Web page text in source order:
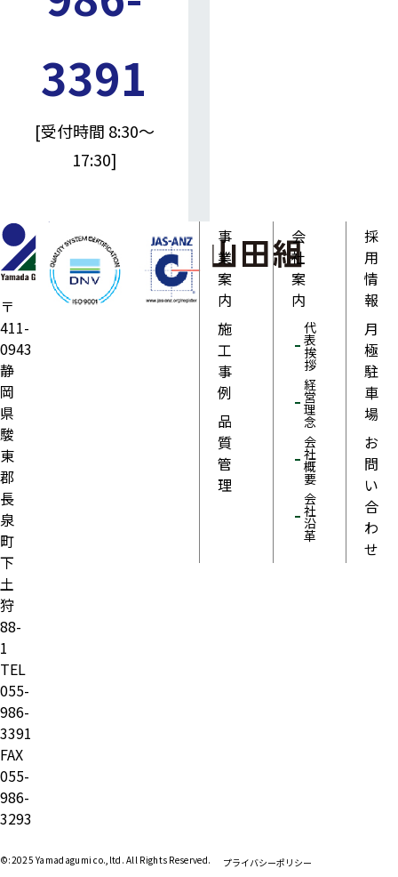
3391
[受付時間 8:30～
17:30]
〒
411-
0943
静
岡
県
駿
東
郡
長
泉
町
下
土
狩
88-
1
TEL
055-
986-
3391
FAX
055-
986-
3293
事
業
案
内
施
工
事
例
品
質
管
理
会
社
案
内
代
表
挨
拶
経
営
理
念
会
社
概
要
会
社
沿
革
採
用
情
報
月
極
駐
車
場
お
問
い
合
わ
せ
©:2025 Yamadagumi co.,ltd. All Rights Reserved. プライバシーポリシー